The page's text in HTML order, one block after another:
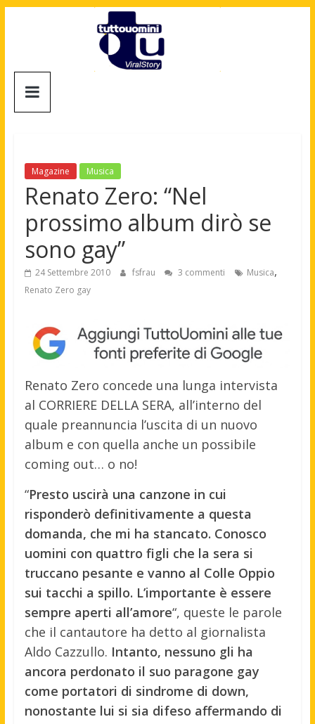
Tuttouomini
Motori,
gay
news
moda
maschile
Magazine Musica
Renato Zero: “Nel
prossimo album dirò se
sono gay”
24 Settembre 2010 fsfrau 3 commenti Musica,
Renato Zero gay
Renato Zero concede una lunga intervista
al CORRIERE DELLA SERA, all’interno del
quale preannuncia l’uscita di un nuovo
album e con quella anche un possibile
coming out… o no!
“Presto uscirà una canzone in cui
risponderò definitivamente a questa
domanda, che mi ha stancato. Conosco
uomini con quattro figli che la sera si
truccano pesante e vanno al Colle Oppio
sui tacchi a spillo. L’importante è essere
sempre aperti all’amore“, queste le parole
che il cantautore ha detto al giornalista
Aldo Cazzullo. Intanto, nessuno gli ha
ancora perdonato il suo paragone gay
come portatori di sindrome di down,
nonostante lui si sia difeso affermando di